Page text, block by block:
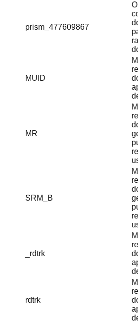
prism_477609867
MUID
MR
SRM_B
_rdtrk
rdtrk